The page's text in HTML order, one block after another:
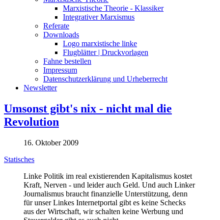
Marxistische Theorie - Klassiker
Integrativer Marxismus
Referate
Downloads
Logo marxistische linke
Flugblätter | Druckvorlagen
Fahne bestellen
Impressum
Datenschutzerklärung und Urheberrecht
Newsletter
Umsonst gibt's nix - nicht mal die
Revolution
16. Oktober 2009
Statisches
Linke Politik im real existierenden Kapitalismus kostet
Kraft, Nerven - und leider auch Geld. Und auch Linker
Journalismus braucht finanzielle Unterstützung, denn
für unser Linkes Internetportal gibt es keine Schecks
aus der Wirtschaft, wir schalten keine Werbung und